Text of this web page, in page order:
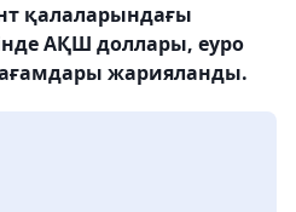
қалаларындағы
АҚШ доллары, еуро
жарияланды.